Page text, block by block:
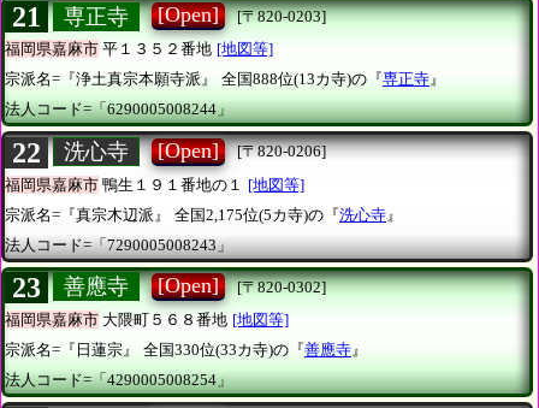
21 専正寺 [Open]
[〒820-0203]
福岡県嘉麻市 平１３５２番地 [地図等]
宗派名=『浄土真宗本願寺派』
全国888位(13カ寺)の『専正寺』
法人コード=「6290005008244」
22 洗心寺 [Open]
[〒820-0206]
福岡県嘉麻市 鴨生１９１番地の１
[地図等]
宗派名=『真宗木辺派』
全国2,175位(5カ寺)の『洗心寺 』
法人コード=「7290005008243」
23 善應寺 [Open]
[〒820-0302]
福岡県嘉麻市 大隈町５６８番地 [地図等]
宗派名=『日蓮宗』
全国330位(33カ寺)の『善應寺 』
法人コード=「4290005008254」